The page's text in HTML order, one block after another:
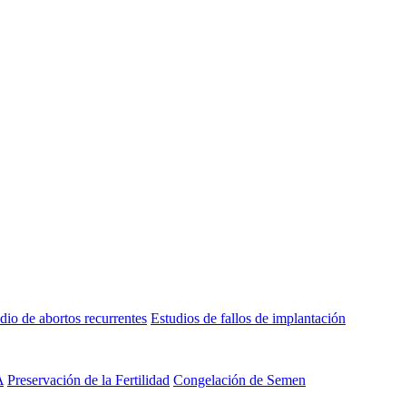
de abortos recurrentes Estudios de fallos de implantación
Preservación de la Fertilidad Congelación de Semen